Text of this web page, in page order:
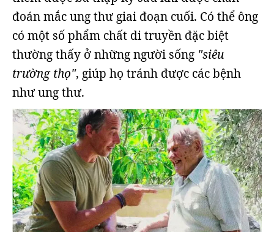
đoán mắc ung thư giai đoạn cuối. Có thể ông
có một số phẩm chất di truyền đặc biệt
thường thấy ở những người sống "siêu
trường thọ", giúp họ tránh được các bệnh
như ung thư.